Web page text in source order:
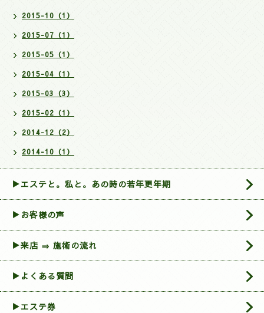
2015-10（1）
2015-07（1）
2015-05（1）
2015-04（1）
2015-03（3）
2015-02（1）
2014-12（2）
2014-10（1）
▶エステと。私と。あの時の若年更年期
▶お客様の声
▶来店 ⇒ 施術の流れ
▶よくある質問
▶エステ券